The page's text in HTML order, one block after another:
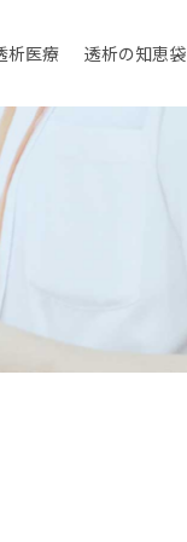
析医療 透析の知恵袋